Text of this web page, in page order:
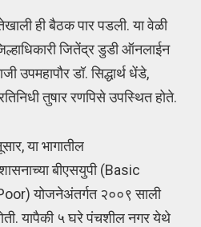
ही बैठक पार पडली. या वेळी
जितेंद्र डुडी ऑनलाईन
उपमहापौर डॉ. सिद्धार्थ धेंडे,
तुषार रणपिसे उपस्थित होते.
या भागातील
बीएसयुपी (Basic
योजनेअंतर्गत २००९ साली
यापैकी ५ घरे पंचशील नगर येथे